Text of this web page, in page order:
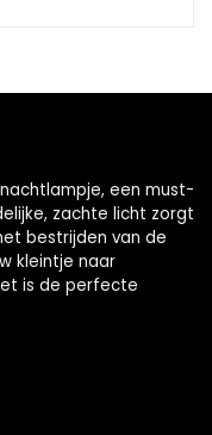
een must-
zachte licht zorgt
bestrijden van de
kleintje naar
is de perfecte